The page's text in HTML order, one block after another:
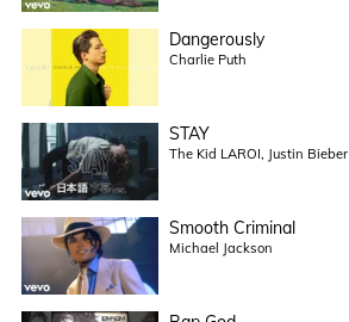
Dangerously
Charlie Puth
STAY
The Kid LAROI, Justin Bieber
Smooth Criminal
Michael Jackson